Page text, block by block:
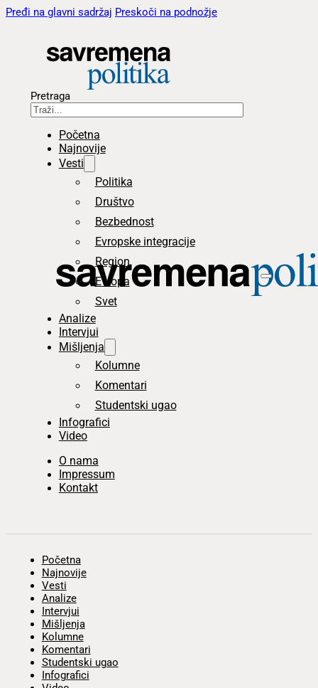
Pređi na glavni sadržaj Preskoči na podnožje
Pretraga
Početna
Najnovije
Vesti
Politika
Društvo
Bezbednost
Evropske integracije
Region
Evropa
Svet
Analize
Intervjui
Mišljenja
Kolumne
Komentari
Studentski ugao
Infografici
Video
O nama
Impressum
Kontakt
Početna
Najnovije
Vesti
Analize
Intervjui
Mišljenja
Kolumne
Komentari
Studentski ugao
Infografici